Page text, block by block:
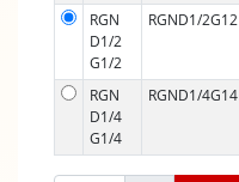
RGN
D1/2
G1/2
RGND1/2G12
RGN
D1/4
G1/4
RGND1/4G14